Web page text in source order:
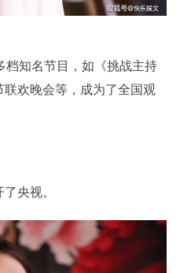
档知名节目，如《挑战主持
欢晚会等，成为了全国观
央视。